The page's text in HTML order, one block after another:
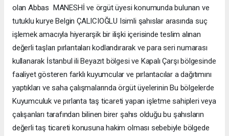
olan Abbas MANESHİ ve örgüt üyesi konumunda bulunan ve
tutuklu kurye Belgin ÇALICIOĞLU Isimli şahıslar arasında suç
işlemek amacıyla hiyerarşik bir ilişki içerisinde teslim alınan
değerli taşları pırlantaları kodlandırarak ve para seri numarası
kullanarak İstanbul ili Beyazıt bölgesi ve Kapalı Çarşı bölgesinde
faaliyet gösteren farklı kuyumcular ve pırlantacılar a dağıtımını
yaptıkları ve saha çalışmalarında örgüt üyelerinin Bu bölgelerde
Kuyumculuk ve pırlanta taş ticareti yapan işletme sahipleri veya
çalışanları tarafından bilinen birer şahıs olduğu bu şahısların
değerli taş ticareti konusuna hakim olması sebebiyle bölgede